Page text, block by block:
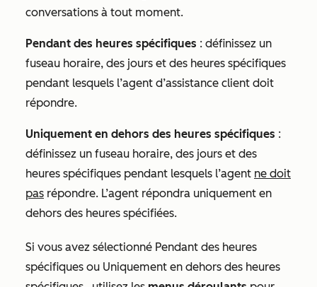
conversations à tout moment.
Pendant des heures spécifiques : définissez un
fuseau horaire, des jours et des heures spécifiques
pendant lesquels l’agent d’assistance client doit
répondre.
Uniquement en dehors des heures spécifiques :
définissez un fuseau horaire, des jours et des
heures spécifiques pendant lesquels l’agent ne doit
pas répondre. L’agent répondra uniquement en
dehors des heures spécifiées.
Si vous avez sélectionné Pendant des heures
spécifiques ou Uniquement en dehors des heures